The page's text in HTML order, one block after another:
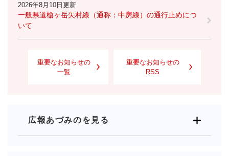
2026年8月10日更新
一般県道槍ヶ岳矢村線（通称：中房線）の通行止めにつ
いて
重要なお知らせの
一覧
重要なお知らせの
RSS
広報あづみのを見る